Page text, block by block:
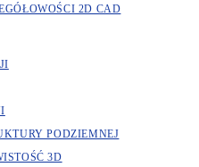
2D CAD
PODZIEMNEJ
3D